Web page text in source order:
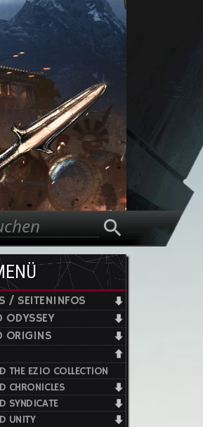
/ SEITENINFOS
ODYSSEY
ORIGINS
THE EZIO COLLECTION
CHRONICLES
SYNDICATE
UNITY